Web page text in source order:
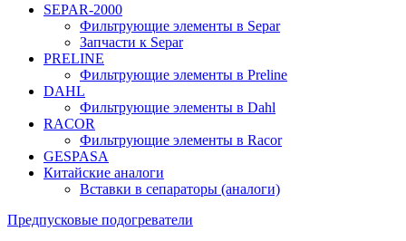
SEPAR-2000
Фильтрующие элементы в Separ
Запчасти к Separ
PRELINE
Фильтрующие элементы в Preline
DAHL
Фильтрующие элементы в Dahl
RACOR
Фильтрующие элементы в Racor
GESPASA
Китайские аналоги
Вставки в сепараторы (аналоги)
Предпусковые подогреватели